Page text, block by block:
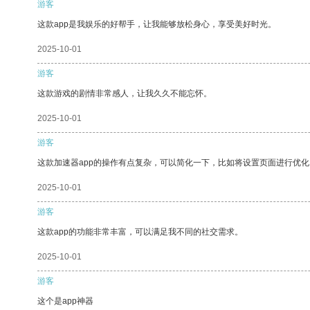
游客
这款app是我娱乐的好帮手，让我能够放松身心，享受美好时光。
2025-10-01
游客
这款游戏的剧情非常感人，让我久久不能忘怀。
2025-10-01
游客
这款加速器app的操作有点复杂，可以简化一下，比如将设置页面进行优
2025-10-01
游客
这款app的功能非常丰富，可以满足我不同的社交需求。
2025-10-01
游客
这个是app神器